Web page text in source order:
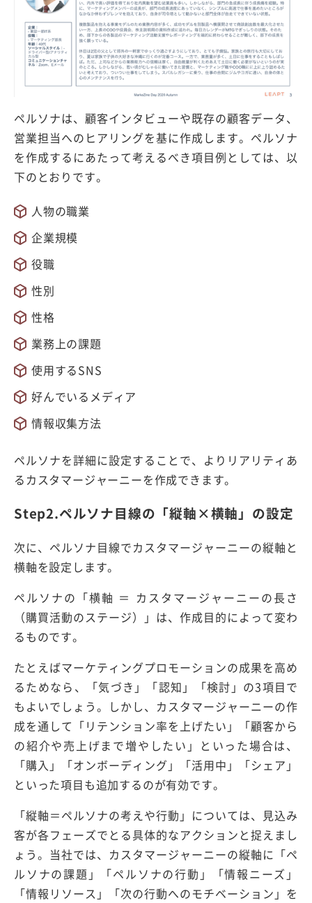
ペルソナは、顧客インタビューや既存の顧客データ、
営業担当へのヒアリングを基に作成します。ペルソナ
を作成するにあたって考えるべき項目例としては、以
下のとおりです。
人物の職業
企業規模
役職
性別
性格
業務上の課題
使用するSNS
好んでいるメディア
情報収集方法
ペルソナを詳細に設定することで、よりリアリティあ
るカスタマージャーニーを作成できます。
Step2.ペルソナ目線の「縦軸×横軸」の設定
次に、ペルソナ目線でカスタマージャーニーの縦軸と
横軸を設定します。
ペルソナの「横軸 ＝ カスタマージャーニーの長さ
（購買活動のステージ）」は、作成目的によって変わ
るものです。
たとえばマーケティングプロモーションの成果を高め
るためなら、「気づき」「認知」「検討」の3項目で
もよいでしょう。しかし、カスタマージャーニーの作
成を通して「リテンション率を上げたい」「顧客から
の紹介や売上げまで増やしたい」といった場合は、
「購入」「オンボーディング」「活用中」「シェア」
といった項目も追加するのが有効です。
「縦軸＝ペルソナの考えや行動」については、見込み
客が各フェーズでとる具体的なアクションと捉えまし
ょう。当社では、カスタマージャーニーの縦軸に「ペ
ルソナの課題」「ペルソナの行動」「情報ニーズ」
「情報リソース」「次の行動へのモチベーション」を